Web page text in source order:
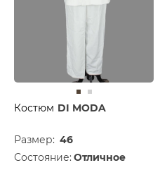
Костюм DI MODA
Размер: 46
Состояние: Отличное